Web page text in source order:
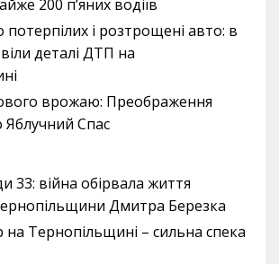
200 п’яних водіїв
і розтрощені авто: в
деталі ДТП на
врожаю: Преображення
Яблучний Спас
33: війна обірвала життя
Дмитра Березка
на Тернопільщині – сильна спека